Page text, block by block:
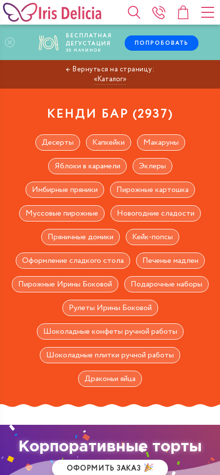
БЕСПЛАТНАЯ
ДЕГУСТАЦИЯ
30 НАЧИНОК
ПОПРОБОВАТЬ
Каталог
КЕНДИ БАР
Десерты Капкейки Макаруны
Яблоки в карамели Эклеры
Имбирные пряники Пирожные картошка
Муссовые пирожные Новогодние сладости
Пряничные домики Кейк-попсы
Оформление сладкого стола Печенье мадлен
Пирожные Ирины Боковой Подарочные наборы
Рулеты Ирины Боковой
Шоколадные конфеты ручной работы
Шоколадные плитки ручной работы
Драконьи яйца
Корпоративные торты
ОФОРМИТЬ ЗАКАЗ